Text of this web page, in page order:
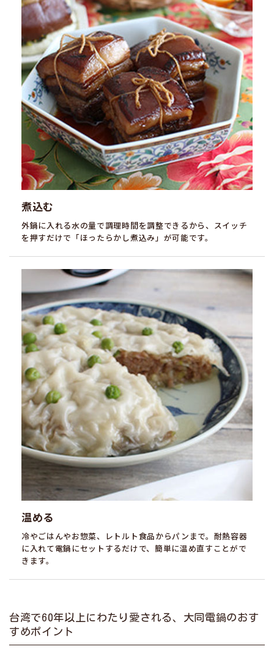
煮込む
外鍋に入れる水の量で調理時間を調整できるから、スイッチ
を押すだけで「ほったらかし煮込み」が可能です。
温める
冷やごはんやお惣菜、レトルト食品からパンまで。耐熱容器
に入れて電鍋にセットするだけで、簡単に温め直すことがで
きます。
台湾で60年以上にわたり愛される、大同電鍋のおす
すめポイント